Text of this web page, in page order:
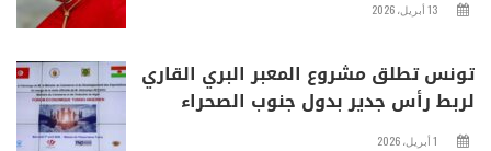
13 أبريل، 2026
تونس تطلق مشروع المعبر البري القاري
لربط رأس جدير بدول جنوب الصحراء
1 أبريل، 2026